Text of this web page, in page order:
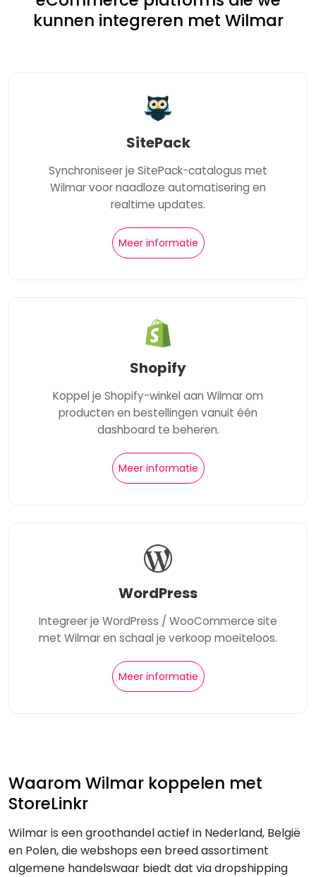
kunnen integreren met Wilmar
SitePack
Synchroniseer je SitePack-catalogus met
Wilmar voor naadloze automatisering en
realtime updates.
Meer informatie
Shopify
Koppel je Shopify-winkel aan Wilmar om
producten en bestellingen vanuit één
dashboard te beheren.
Meer informatie
WordPress
Integreer je WordPress / WooCommerce site
met Wilmar en schaal je verkoop moeiteloos.
Meer informatie
Waarom Wilmar koppelen met
StoreLinkr
Wilmar is een groothandel actief in Nederland, België
en Polen, die webshops een breed assortiment
algemene handelswaar biedt dat via dropshipping